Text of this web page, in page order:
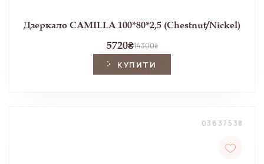
Дзеркало CAMILLA 100*80*2,5 (Chestnut/Nickel)
5720₴14300₴
КУПИТИ
03637538